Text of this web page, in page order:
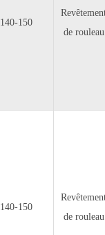
140-150
de rouleau
140-150
de rouleau